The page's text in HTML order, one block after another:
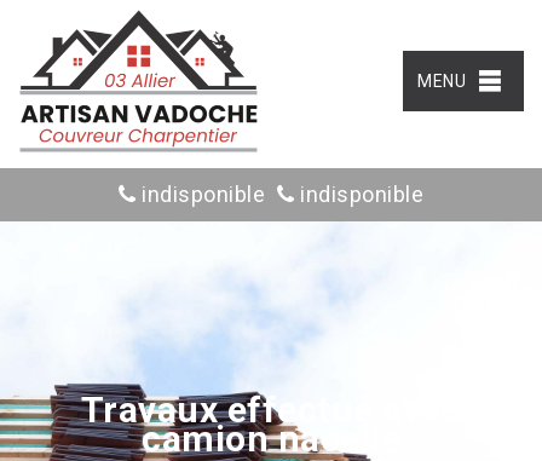
MENU
indisponible indisponible
Travaux effectué avec
camion nacelle